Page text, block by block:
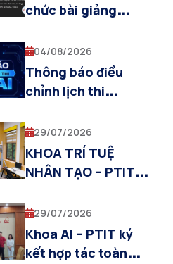
chức bài giảng
Learning for Visual
Computing and
Multimodal AI”
04/08/2026
Thông báo điều
chỉnh lịch thi
2026
29/07/2026
KHOA TRÍ TUỆ
NHÂN TẠO – PTIT
CHƯƠNG TRÌNH
THỰC TẬP QUỐC
TẾ SIT–PTIT 2026
29/07/2026
Khoa AI – PTIT ký
kết hợp tác toàn